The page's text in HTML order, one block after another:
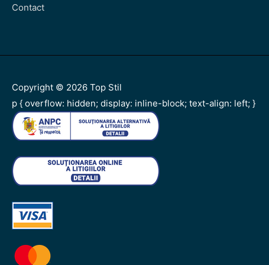
Contact
Copyright © 2026 Top Stil
p { overflow: hidden; display: inline-block; text-align: left; }